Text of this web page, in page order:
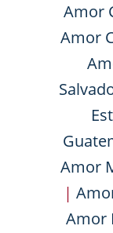
Amor
Amor
Amor
|
Amor